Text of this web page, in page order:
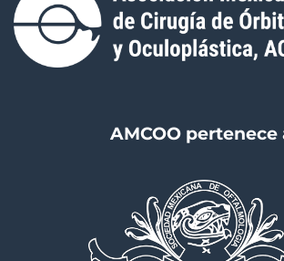
AMCOO pertenece